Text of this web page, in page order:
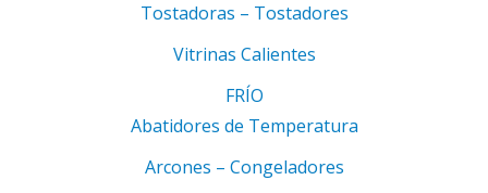
Tostadoras – Tostadores
Vitrinas Calientes
FRÍO
Abatidores de Temperatura
Arcones – Congeladores